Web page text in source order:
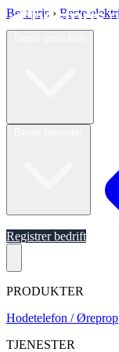
Registrer bedrift
PRODUKTER
Hodetelefon /
TJENESTER
Best pris › Beste